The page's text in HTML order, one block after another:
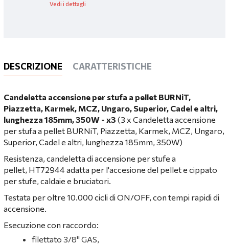
Vedi i dettagli
DESCRIZIONE CARATTERISTICHE
Candeletta accensione per stufa a pellet BURNiT,
Piazzetta, Karmek, MCZ, Ungaro, Superior, Cadel e altri,
lunghezza 185mm, 350W - x3 (3 x Candeletta accensione
per stufa a pellet BURNiT, Piazzetta, Karmek, MCZ, Ungaro,
Superior, Cadel e altri, lunghezza 185mm, 350W)
Resistenza, candeletta di accensione per stufe a
pellet, HT72944 adatta per l'accesione del pellet e cippato
per stufe, caldaie e bruciatori.
Testata per oltre 10.000 cicli di ON/OFF, con tempi rapidi di
accensione.
Esecuzione con raccordo:
filettato 3/8" GAS,